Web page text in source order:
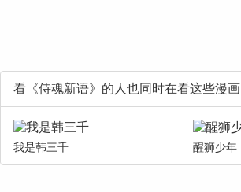
看《侍魂新语》的人也同时在看这些漫画
我是韩三千 醒狮少年